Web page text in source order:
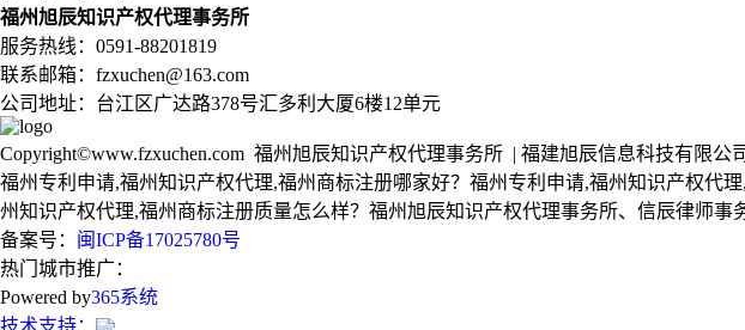
福州旭辰知识产权代理事务所
服务热线：0591-88201819
联系邮箱：fzxuchen@163.com
公司地址：台江区广达路378号汇多利大厦6楼12单元
Copyright©www.fzxuchen.com 福州旭辰知识产权代理事务所 | 福建旭辰信息科技有限公
福州专利申请,福州知识产权代理,福州商标注册哪家好？福州专利申请,福州知识产权代
州知识产权代理,福州商标注册质量怎么样？福州旭辰知识产权代理事务所、信辰律师事
备案号： 闽ICP备17025780号
热门城市推广：
Powered by365系统
技术支持：